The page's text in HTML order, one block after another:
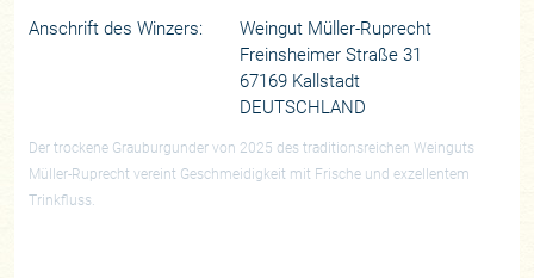
Anschrift des Winzers:
Weingut Müller-Ruprecht
Freinsheimer Straße 31
67169 Kallstadt
DEUTSCHLAND
Der trockene Grauburgunder von 2025 des traditionsreichen Weinguts
Müller-Ruprecht vereint Geschmeidigkeit mit Frische und exzellentem
Trinkfluss.